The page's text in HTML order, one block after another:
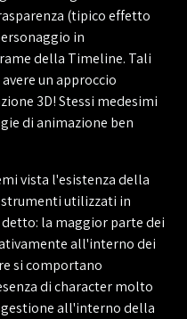
(tipico effetto
in
della Timeline. Tali
un approccio
3D! Stessi medesimi
di animazione ben
vista l'esistenza della
utilizzati in
la maggior parte dei
all'interno dei
si comportano
di character molto
all'interno della